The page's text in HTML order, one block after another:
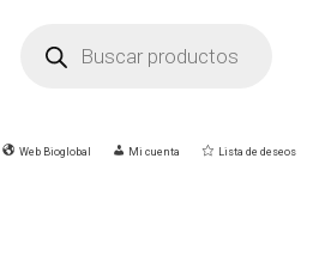
productos
Web Bioglobal Mi cuenta Lista de deseos